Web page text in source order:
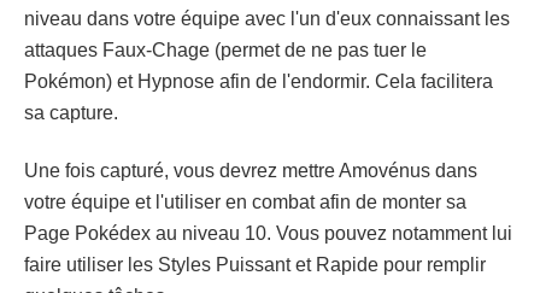
niveau dans votre équipe avec l'un d'eux connaissant les
attaques Faux-Chage (permet de ne pas tuer le
Pokémon) et Hypnose afin de l'endormir. Cela facilitera
sa capture.
Une fois capturé, vous devrez mettre Amovénus dans
votre équipe et l'utiliser en combat afin de monter sa
Page Pokédex au niveau 10. Vous pouvez notamment lui
faire utiliser les Styles Puissant et Rapide pour remplir